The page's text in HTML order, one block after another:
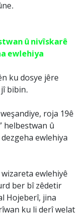
û nivîskarê
ewlehiya
ku dosye jêre
bibin.
roja 19ê
helbestwan û
ewlehiya
ewlehiyê
ber bî zêdetir
Hojeberî, jina
ku li derî welat